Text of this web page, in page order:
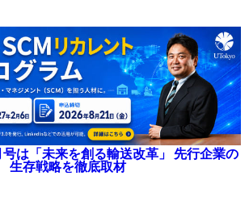
は「未来を創る輸送改革」 先行企業の
生存戦略を徹底取材